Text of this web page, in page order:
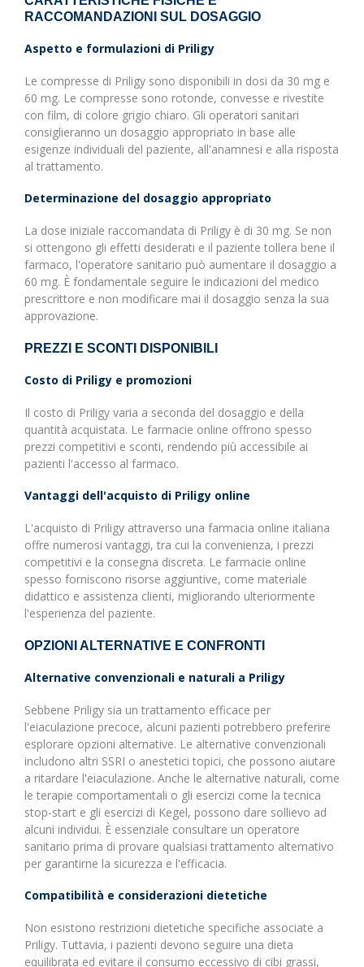
RACCOMANDAZIONI SUL DOSAGGIO
Aspetto e formulazioni di Priligy
Le compresse di Priligy sono disponibili in dosi da 30 mg e
60 mg. Le compresse sono rotonde, convesse e rivestite
con film, di colore grigio chiaro. Gli operatori sanitari
consiglieranno un dosaggio appropriato in base alle
esigenze individuali del paziente, all'anamnesi e alla risposta
al trattamento.
Determinazione del dosaggio appropriato
La dose iniziale raccomandata di Priligy è di 30 mg. Se non
si ottengono gli effetti desiderati e il paziente tollera bene il
farmaco, l'operatore sanitario può aumentare il dosaggio a
60 mg. È fondamentale seguire le indicazioni del medico
prescrittore e non modificare mai il dosaggio senza la sua
approvazione.
PREZZI E SCONTI DISPONIBILI
Costo di Priligy e promozioni
Il costo di Priligy varia a seconda del dosaggio e della
quantità acquistata. Le farmacie online offrono spesso
prezzi competitivi e sconti, rendendo più accessibile ai
pazienti l'accesso al farmaco.
Vantaggi dell'acquisto di Priligy online
L'acquisto di Priligy attraverso una farmacia online italiana
offre numerosi vantaggi, tra cui la convenienza, i prezzi
competitivi e la consegna discreta. Le farmacie online
spesso forniscono risorse aggiuntive, come materiale
didattico e assistenza clienti, migliorando ulteriormente
l'esperienza del paziente.
OPZIONI ALTERNATIVE E CONFRONTI
Alternative convenzionali e naturali a Priligy
Sebbene Priligy sia un trattamento efficace per
l'eiaculazione precoce, alcuni pazienti potrebbero preferire
esplorare opzioni alternative. Le alternative convenzionali
includono altri SSRI o anestetici topici, che possono aiutare
a ritardare l'eiaculazione. Anche le alternative naturali, come
le terapie comportamentali o gli esercizi come la tecnica
stop-start e gli esercizi di Kegel, possono dare sollievo ad
alcuni individui. È essenziale consultare un operatore
sanitario prima di provare qualsiasi trattamento alternativo
per garantirne la sicurezza e l'efficacia.
Compatibilità e considerazioni dietetiche
Non esistono restrizioni dietetiche specifiche associate a
Priligy. Tuttavia, i pazienti devono seguire una dieta
equilibrata ed evitare il consumo eccessivo di cibi grassi,